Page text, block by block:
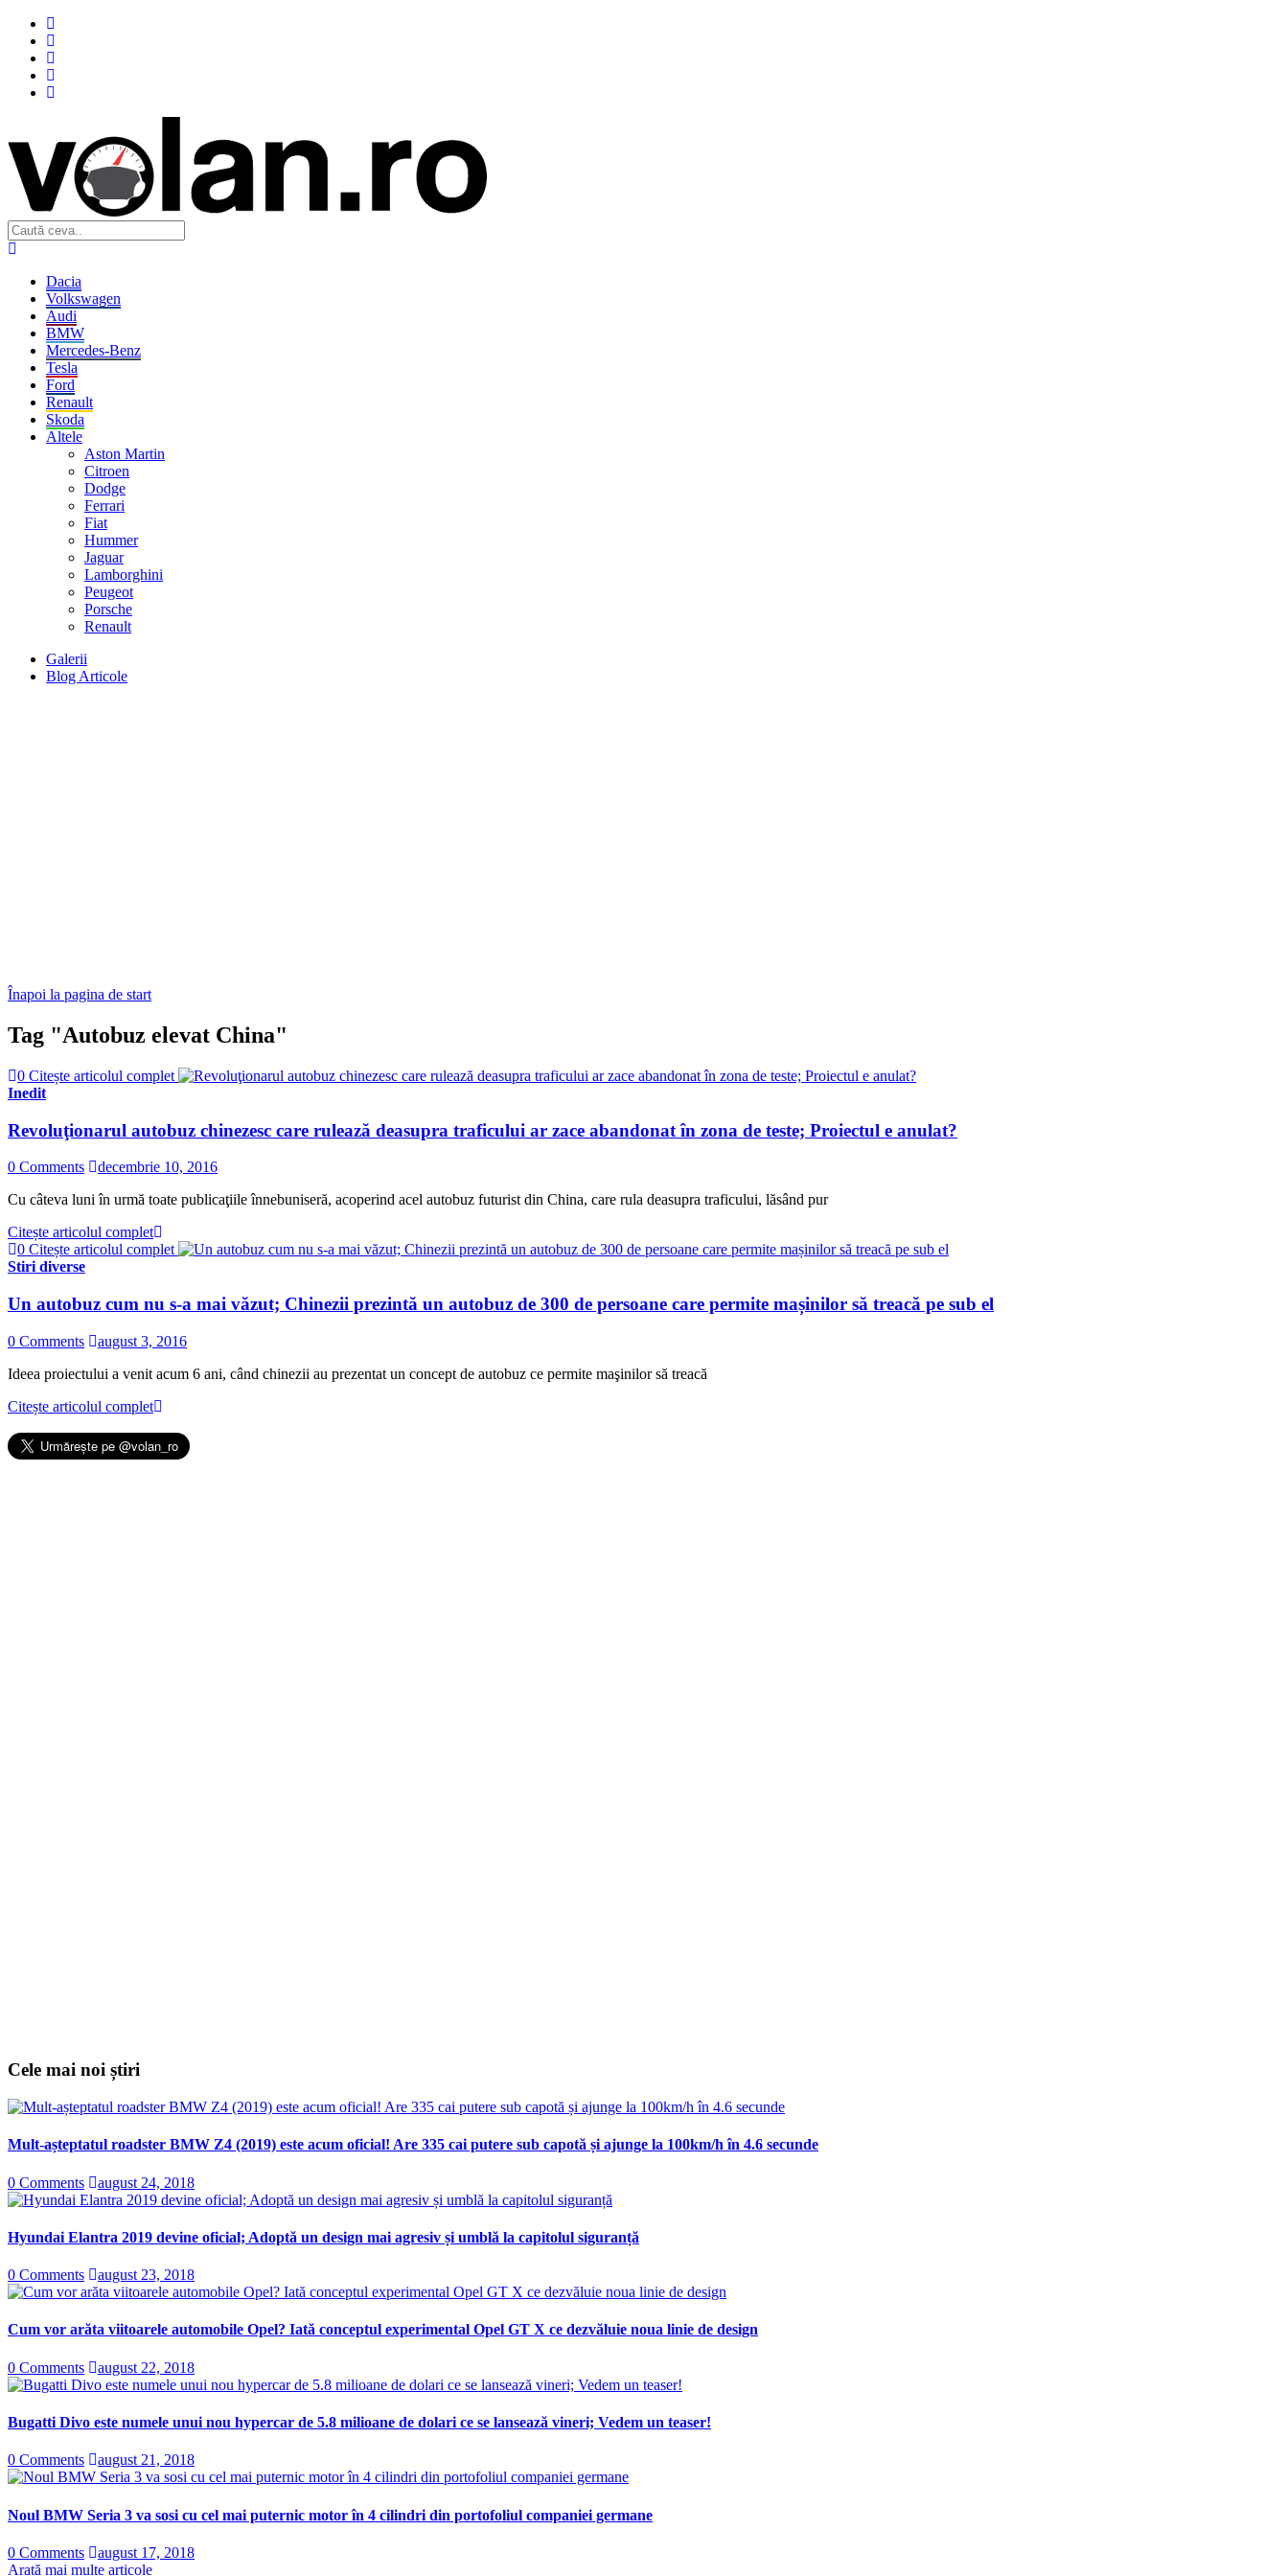
Dacia
Volkswagen
Audi
BMW
Mercedes-Benz
Tesla
Ford
Renault
Skoda
Altele
Aston Martin
Citroen
Dodge
Ferrari
Fiat
Hummer
Jaguar
Lamborghini
Peugeot
Porsche
Renault
Galerii
Blog Articole
Înapoi la pagina de start
Tag "Autobuz elevat China"
0 Citește articolul complet
Inedit
Revoluţionarul autobuz chinezesc care rulează deasupra traficului ar zace abandonat în zona de teste; Proiectul e anulat?
0 Comments
decembrie 10, 2016
Cu câteva luni în urmă toate publicaţiile înnebuniseră, acoperind acel autobuz futurist din China, care rula deasupra traficului, lăsând pur
Citește articolul complet
0 Citește articolul complet
Stiri diverse
Un autobuz cum nu s-a mai văzut; Chinezii prezintă un autobuz de 300 de persoane care permite mașinilor să treacă pe sub el
0 Comments
august 3, 2016
Ideea proiectului a venit acum 6 ani, când chinezii au prezentat un concept de autobuz ce permite maşinilor să treacă
Citește articolul complet
Cele mai noi știri
Mult-așteptatul roadster BMW Z4 (2019) este acum oficial! Are 335 cai putere sub capotă și ajunge la 100km/h în 4.6 secunde
0 Comments august 24, 2018
Hyundai Elantra 2019 devine oficial; Adoptă un design mai agresiv și umblă la capitolul siguranță
0 Comments august 23, 2018
Cum vor arăta viitoarele automobile Opel? Iată conceptul experimental Opel GT X ce dezvăluie noua linie de design
0 Comments august 22, 2018
Bugatti Divo este numele unui nou hypercar de 5.8 milioane de dolari ce se lansează vineri; Vedem un teaser!
0 Comments august 21, 2018
Noul BMW Seria 3 va sosi cu cel mai puternic motor în 4 cilindri din portofoliul companiei germane
0 Comments
august 17, 2018
Arată mai multe articole